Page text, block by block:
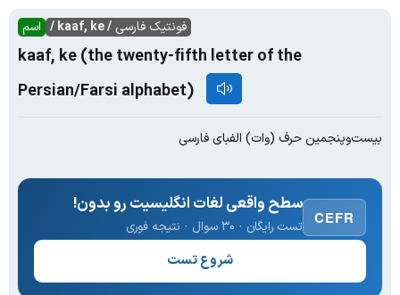
اسم فونتیک فارسی / kaaf, ke /
kaaf, ke (the twenty-fifth letter of the
Persian/Farsi alphabet)
بیست‌وپنجمین حرف (وات) الفبای فارسی
CEFR
سطح واقعی لغات انگلیسیت رو بدون!
تست رایگان · ۳۰ سوال · نتیجه فوری
شروع تست